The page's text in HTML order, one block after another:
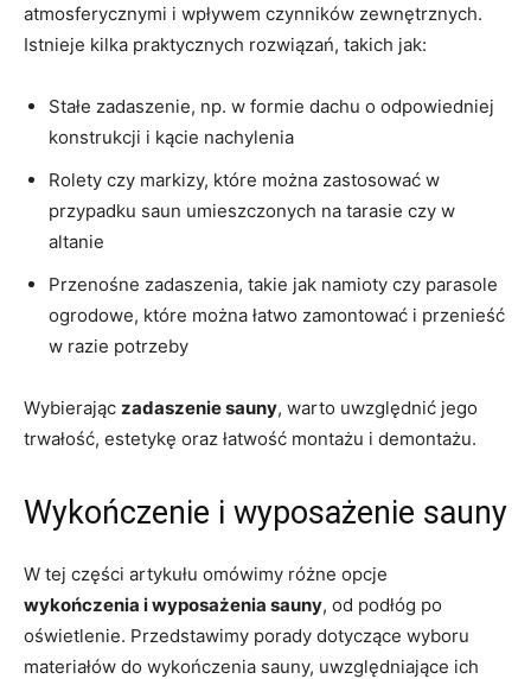
atmosferycznymi i wpływem czynników zewnętrznych.
Istnieje kilka praktycznych rozwiązań, takich jak:
Stałe zadaszenie, np. w formie dachu o odpowiedniej
konstrukcji i kącie nachylenia
Rolety czy markizy, które można zastosować w
przypadku saun umieszczonych na tarasie czy w
altanie
Przenośne zadaszenia, takie jak namioty czy parasole
ogrodowe, które można łatwo zamontować i przenieść
w razie potrzeby
Wybierając zadaszenie sauny, warto uwzględnić jego
trwałość, estetykę oraz łatwość montażu i demontażu.
Wykończenie i wyposażenie sauny
W tej części artykułu omówimy różne opcje
wykończenia i wyposażenia sauny, od podłóg po
oświetlenie. Przedstawimy porady dotyczące wyboru
materiałów do wykończenia sauny, uwzględniające ich